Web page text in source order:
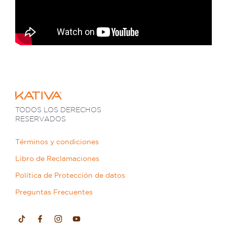
TODOS LOS DERECHOS
RESERVADOS
Términos y condiciones
Libro de Reclamaciones
Política de Protección de datos
Preguntas Frecuentes